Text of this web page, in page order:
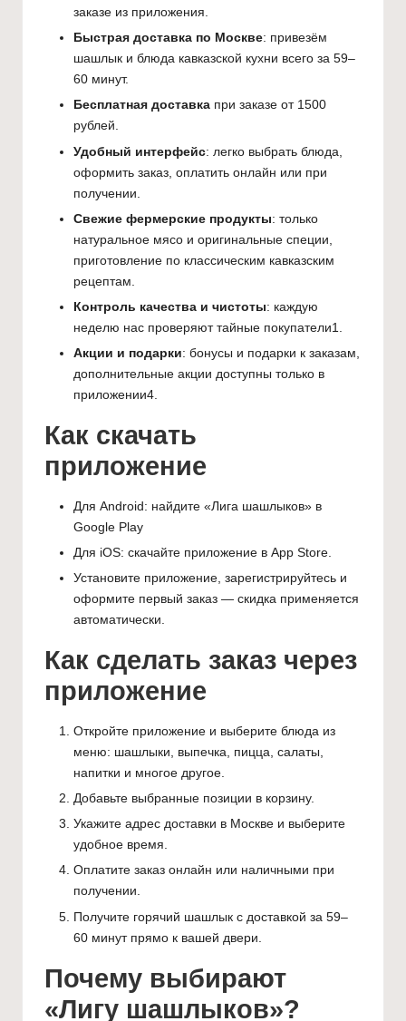
о
заказе из приложения.
Быстрая доставка по Москве: привезём
шашлык и блюда кавказской кухни всего за 59–
60 минут.
Бесплатная доставка при заказе от 1500
рублей.
Удобный интерфейс: легко выбрать блюда,
оформить заказ, оплатить онлайн или при
получении.
Свежие фермерские продукты: только
натуральное мясо и оригинальные специи,
приготовление по классическим кавказским
рецептам.
Контроль качества и чистоты: каждую
неделю нас проверяют тайные покупатели1
Акции и подарки: бонусы и подарки к заказам,
дополнительные акции доступны только в
приложении4
Как скачать
приложение
Для Android: найдите «Лига шашлыков» в
Google Play
Для iOS: скачайте приложение в App Store
Установите приложение, зарегистрируйтесь и
оформите первый заказ — скидка применяется
автоматически.
Как сделать заказ через
приложение
Откройте приложение и выберите блюда из
меню: шашлыки, выпечка, пицца, салаты,
напитки и многое другое.
Добавьте выбранные позиции в корзину.
Укажите адрес доставки в Москве и выберите
удобное время.
Оплатите заказ онлайн или наличными при
получении.
Получите горячий шашлык с доставкой за 59–
60 минут прямо к вашей двери.
Почему выбирают
«Лигу шашлыков»?